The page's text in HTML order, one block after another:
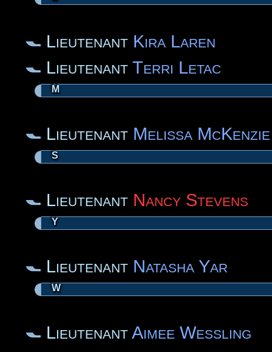
Lieutenant Kira Laren
Lieutenant Terri Letac
M
Lieutenant Melissa McKenzie
S
Lieutenant Nancy Stevens
Y
Lieutenant Natasha Yar
W
LieutenantAimee Wessling